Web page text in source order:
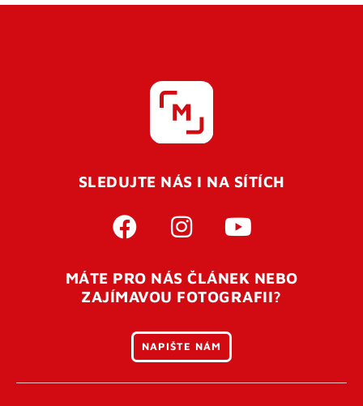
Pro úspěšné dokončení registrace je potřeba
vaší e-mailovouadresu. Po úspěšném odeslání
otevření tohoto odkazu se váš účet ověří a můžete se
přihlásit. Nezapomeňte zkontrolovat složku SPAM ve
SLEDUJTE NÁS I NA SÍTÍCH
MÁTE PRO NÁS ČLÁNEK NEBO
ZAJÍMAVOU FOTOGRAFII?
NAPIŠTE NÁM